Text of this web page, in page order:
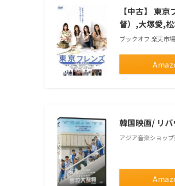
【中古】 東
督）,大塚愛,
ブックオフ 楽天市
韓国映画/ リ
アジア音楽ショッ